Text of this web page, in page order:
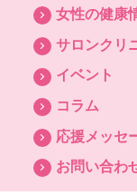
女性の健康
サロンクリ
イベント
コラム
応援メッセ
お問い合わ